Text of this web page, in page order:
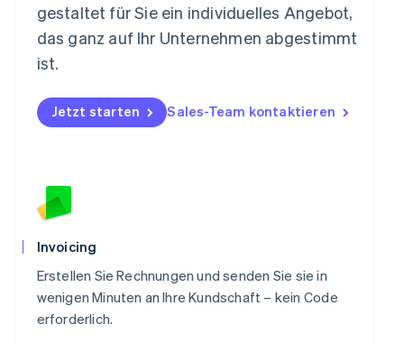
gestaltet für Sie ein individuelles Angebot,
das ganz auf Ihr Unternehmen abgestimmt
ist.
Jetzt starten Sales-Team kontaktieren
Invoicing
Erstellen Sie Rechnungen und senden Sie sie in
wenigen Minuten an Ihre Kundschaft – kein Code
erforderlich.
Norwegen
English
Polen
English
Portugal
English
Schweden
Svenska
Schweiz
Deutsch
Singapur
English简体中文
Slowakei
English